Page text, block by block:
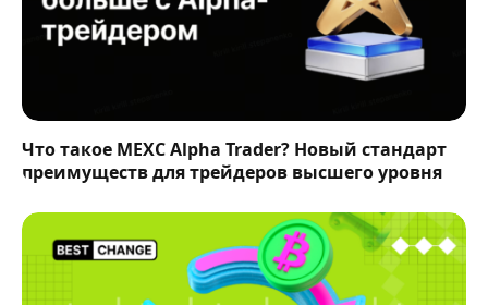
Что такое MEXC Alpha Trader? Новый стандарт
преимуществ для трейдеров высшего уровня